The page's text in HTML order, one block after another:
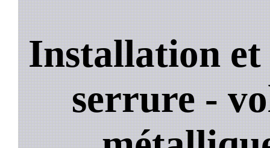
Installation
serrure -